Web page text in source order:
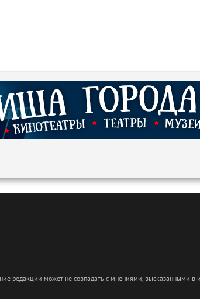
редакции может не совпадать с мнениями, высказанными